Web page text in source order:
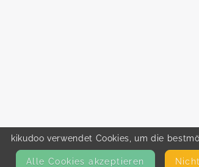
kikudoo verwendet Cookies, um die
Alle Cookies akzeptieren